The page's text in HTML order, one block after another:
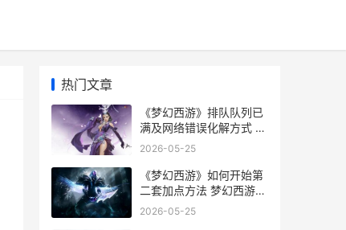
热门文章
《梦幻西游》排队队列已
满及网络错误化解方式 梦
幻西游排队算点卡吗
2026-05-25
《梦幻西游》如何开始第
二套加点方法 梦幻西游如
何搬砖赚钱提现
2026-05-25